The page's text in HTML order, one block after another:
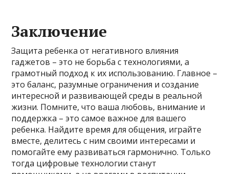
Заключение
Защита ребенка от негативного влияния
гаджетов – это не борьба с технологиями, а
грамотный подход к их использованию. Главное –
это баланс, разумные ограничения и создание
интересной и развивающей среды в реальной
жизни. Помните, что ваша любовь, внимание и
поддержка – это самое важное для вашего
ребенка. Найдите время для общения, играйте
вместе, делитесь с ним своими интересами и
помогайте ему развиваться гармонично. Только
тогда цифровые технологии станут